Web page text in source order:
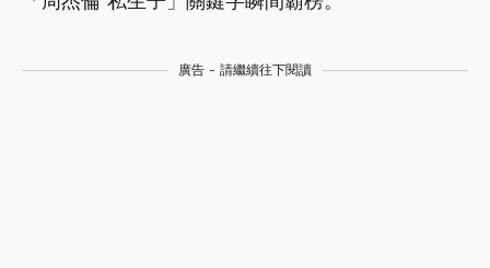
廣告 - 請繼續往下閱讀